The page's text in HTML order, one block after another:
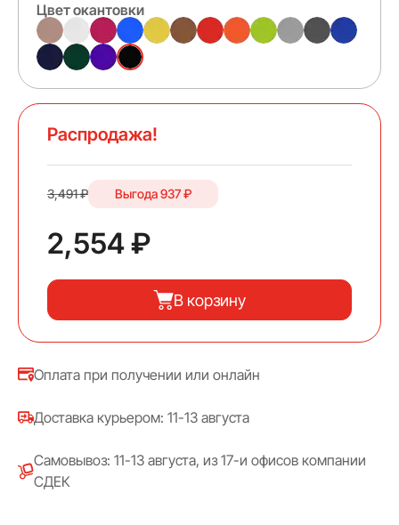
Распродажа!
3,491 ₽ Выгода937 ₽
2,554 ₽
В корзину
Оплата при получении или онлайн
Доставка курьером: 11-13 августа
Самовывоз: 11-13 августа, из 17-и офисов компании
СДЕК
Цвет окантовки